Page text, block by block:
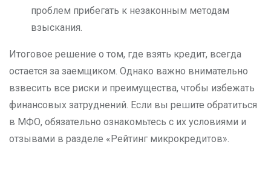
проблем прибегать к незаконным методам
взыскания.
Итоговое решение о том, где взять кредит, всегда
остается за заемщиком. Однако важно внимательно
взвесить все риски и преимущества, чтобы избежать
финансовых затруднений. Если вы решите обратиться
в МФО, обязательно ознакомьтесь с их условиями и
отзывами в разделе «Рейтинг микрокредитов».